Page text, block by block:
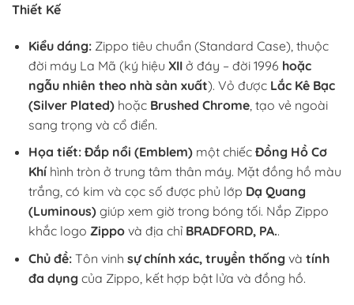
Thiết Kế
Kiểu dáng:Zippo tiêu chuẩn (Standard Case), thuộc
đời máy La Mã (ký hiệu XIIở đáy – đời 1996 hoặc
ngẫu nhiên theo nhà sản xuất). Vỏ được Lắc Kê Bạc
(Silver Plated)hoặc Brushed Chrome, tạo vẻ ngoài
sang trọng và cổ điển.
Họa tiết: Đắp nổi (Emblem)một chiếc Đồng Hồ Cơ
Khíhình tròn ở trung tâm thân máy. Mặt đồng hồ màu
trắng, có kim và cọc số được phủ lớp Dạ Quang
(Luminous)giúp xem giờ trong bóng tối. Nắp Zippo
khắc logo Zippovà địa chỉ BRADFORD, PA..
Chủ đề:Tôn vinh sự chính xác, truyền thống và tính
đa dụng của Zippo, kết hợp bật lửa và đồng hồ.